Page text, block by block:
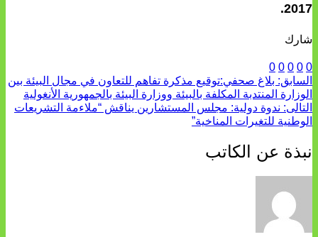
2017.
شارك
0
0
0
0
0
السابق: بلاغ صحفي:توقيع مذكرة تفاهم للتعاون في مجال البيئة بين
الوزارة المنتدبة المكلفة بالبيئة ووزارة البيئة بالجمهورية الأنغولية
التالى: ندوة دولية: مجلس المستشارين يناقش “ملاءمة التشريعات
الوطنية للتغيرات المناخية”
نبذة عن الكاتب